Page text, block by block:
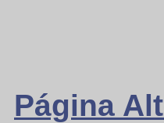
Página